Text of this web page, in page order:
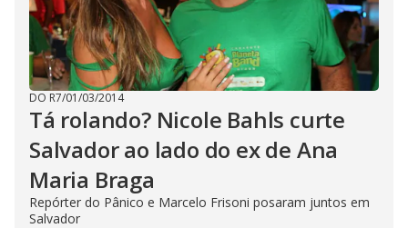
DO R7/01/03/2014
Tá rolando? Nicole Bahls curte
Salvador ao lado do ex de Ana
Maria Braga
Repórter do Pânico e Marcelo Frisoni posaram juntos em
Salvador